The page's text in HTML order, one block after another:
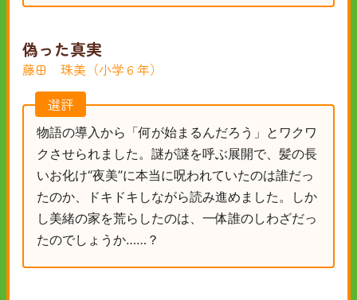
偽った真実
藤田 珠美（小学６年）
選評
物語の導入から「何が始まるんだろう」とワクワ
クさせられました。謎が謎を呼ぶ展開で、髪の長
いお化け“夜美”に本当に呪われていたのは誰だっ
たのか、ドキドキしながら読み進めました。しか
し美緒の家を荒らしたのは、一体誰のしわざだっ
たのでしょうか……？